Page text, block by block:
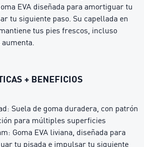
EVA diseñada para amortiguar tu
tu siguiente paso. Su capellada en
tus pies frescos, incluso
+ BENEFICIOS
Suela de goma duradera, con patrón
para múltiples superficies
Goma EVA liviana, diseñada para
tu pisada e impulsar tu siguiente